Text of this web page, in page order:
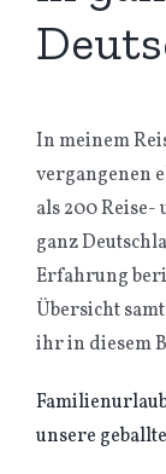
In meinem
vergangenen
als 200
ganz
Erfahrung
Übersicht
ihr in diesem
unsere